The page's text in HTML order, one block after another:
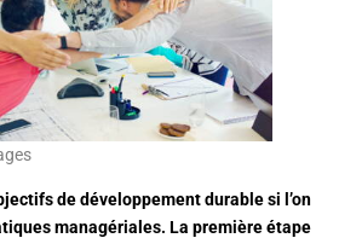
de développement durable si l’on
managériales. La première étape